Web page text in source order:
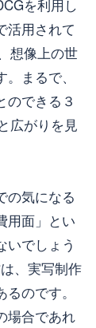
を利用し
活用されて
想像上の世
まるで、
のできる３
広がりを見
の気になる
用面」とい
いでしょう
、実写制作
のです。
場合であれ